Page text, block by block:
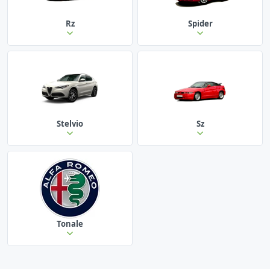
Rz Spider
Stelvio Sz
Tonale